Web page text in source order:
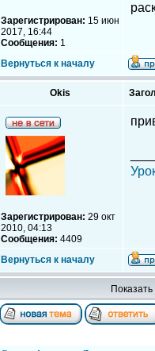
Зарегистрирован: 15 июн
2017, 16:44
Сообщения: 1
Вернуться к началу
Okis
Зарегистрирован: 29 окт
2010, 04:13
Сообщения: 4409
Вернуться к началу